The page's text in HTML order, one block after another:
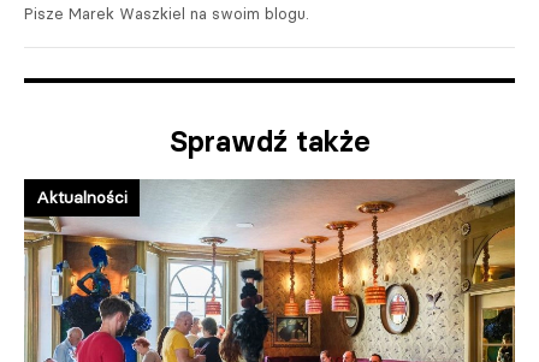
Pisze Marek Waszkiel na swoim blogu.
Sprawdź także
Aktualności